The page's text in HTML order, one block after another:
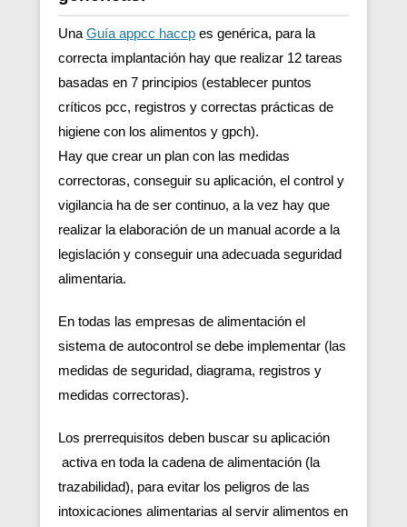
Una Guía appcc haccp es genérica, para la
correcta implantación hay que realizar 12 tareas
basadas en 7 principios (establecer puntos
críticos pcc, registros y correctas prácticas de
higiene con los alimentos y gpch).
Hay que crear un plan con las medidas
correctoras, conseguir su aplicación, el control y
vigilancia ha de ser continuo, a la vez hay que
realizar la elaboración de un manual acorde a la
legislación y conseguir una adecuada seguridad
alimentaria.
En todas las empresas de alimentación el
sistema de autocontrol se debe implementar (las
medidas de seguridad, diagrama, registros y
medidas correctoras).
Los prerrequisitos deben buscar su aplicación
activa en toda la cadena de alimentación (la
trazabilidad), para evitar los peligros de las
intoxicaciones alimentarias al servir alimentos en